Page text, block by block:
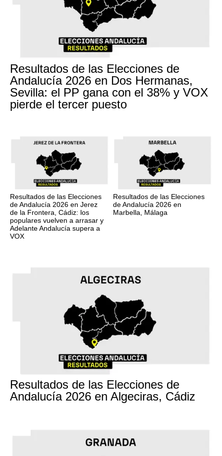
Resultados de las Elecciones de
Andalucía 2026 en Dos Hermanas,
Sevilla: el PP gana con el 38% y VOX
pierde el tercer puesto
Resultados de las Elecciones
de Andalucía 2026 en Jerez
de la Frontera, Cádiz: los
populares vuelven a arrasar y
Adelante Andalucía supera a
VOX
Resultados de las Elecciones
de Andalucía 2026 en
Marbella, Málaga
Resultados de las Elecciones de
Andalucía 2026 en Algeciras, Cádiz